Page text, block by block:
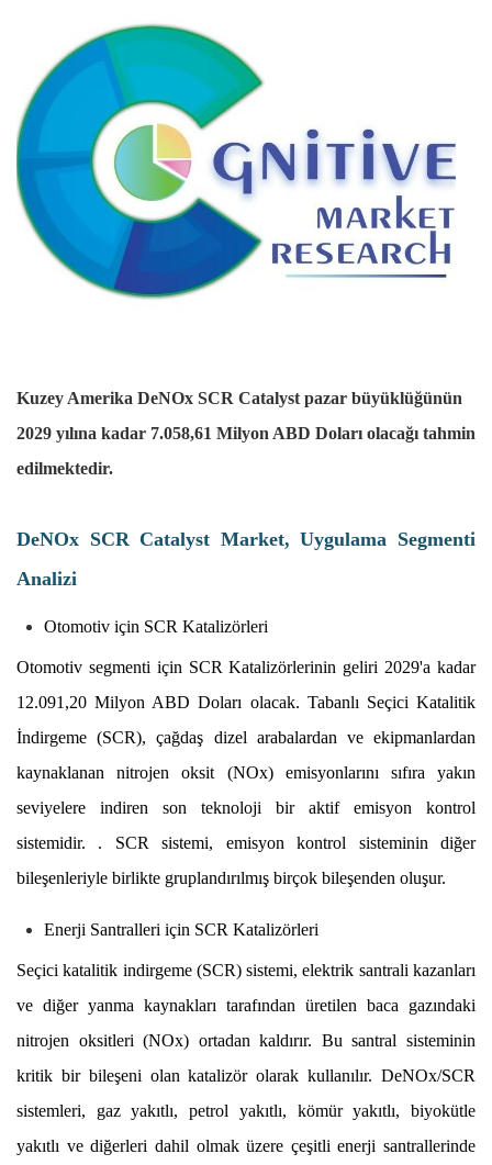
Kuzey Amerika DeNOx SCR Catalyst pazar büyüklüğünün
2029 yılına kadar 7.058,61 Milyon ABD Doları olacağı tahmin
edilmektedir.
DeNOx SCR Catalyst Market, Uygulama Segmenti
Analizi
Otomotiv için SCR Katalizörleri
Otomotiv segmenti için SCR Katalizörlerinin geliri 2029'a kadar
12.091,20 Milyon ABD Doları olacak. Tabanlı Seçici Katalitik
İndirgeme (SCR), çağdaş dizel arabalardan ve ekipmanlardan
kaynaklanan nitrojen oksit (NOx) emisyonlarını sıfıra yakın
seviyelere indiren son teknoloji bir aktif emisyon kontrol
sistemidir. . SCR sistemi, emisyon kontrol sisteminin diğer
bileşenleriyle birlikte gruplandırılmış birçok bileşenden oluşur.
Enerji Santralleri için SCR Katalizörleri
Seçici katalitik indirgeme (SCR) sistemi, elektrik santrali kazanları
ve diğer yanma kaynakları tarafından üretilen baca gazındaki
nitrojen oksitleri (NOx) ortadan kaldırır. Bu santral sisteminin
kritik bir bileşeni olan katalizör olarak kullanılır. DeNOx/SCR
sistemleri, gaz yakıtlı, petrol yakıtlı, kömür yakıtlı, biyokütle
yakıtlı ve diğerleri dahil olmak üzere çeşitli enerji santrallerinde